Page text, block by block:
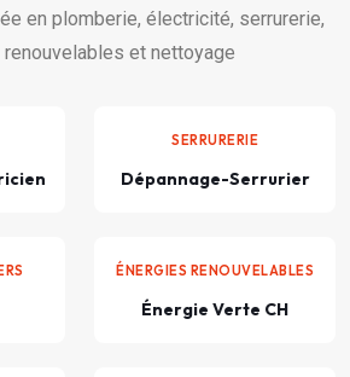
en plomberie, électricité, serrurerie,
et nettoyage
SERRURERIE
Dépannage-Serrurier
ÉNERGIES RENOUVELABLES
Énergie Verte CH